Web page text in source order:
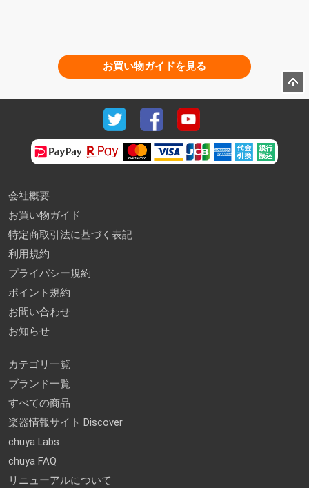
お買い物ガイドを見る
会社概要
お買い物ガイド
特定商取引法に基づく表記
利用規約
プライバシー規約
ポイント規約
お問い合わせ
お知らせ
カテゴリ一覧
ブランド一覧
すべての商品
楽器情報サイト Discover
chuya Labs
chuya FAQ
リニューアルについて